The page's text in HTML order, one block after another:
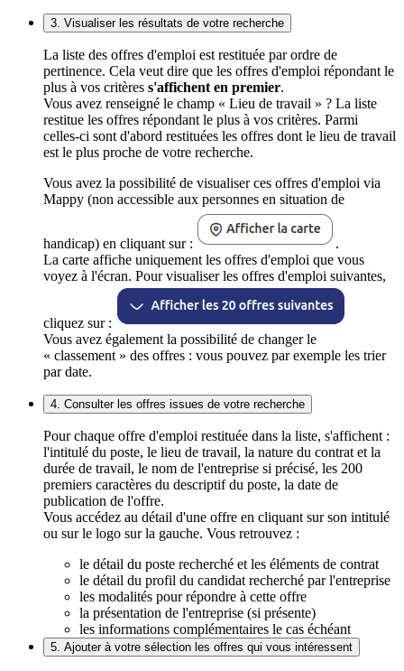
3. Visualiser les résultats de votre recherche
La liste des offres d'emploi est restituée par ordre de
pertinence. Cela veut dire que les offres d'emploi répondant le
plus à vos critères s'affichent en premier.
Vous avez renseigné le champ « Lieu de travail » ? La liste
restitue les offres répondant le plus à vos critères. Parmi
celles-ci sont d'abord restituées les offres dont le lieu de travail
est le plus proche de votre recherche.
Vous avez la possibilité de visualiser ces offres d'emploi via
Mappy (non accessible aux personnes en situation de
handicap) en cliquant sur :
.
La carte affiche uniquement les offres d'emploi que vous
voyez à l'écran. Pour visualiser les offres d'emploi suivantes,
cliquez sur :
Vous avez également la possibilité de changer le
« classement » des offres : vous pouvez par exemple les trier
par date.
4. Consulter les offres issues de votre recherche
Pour chaque offre d'emploi restituée dans la liste, s'affichent :
l'intitulé du poste, le lieu de travail, la nature du contrat et la
durée de travail, le nom de l'entreprise si précisé, les 200
premiers caractères du descriptif du poste, la date de
publication de l'offre.
Vous accédez au détail d'une offre en cliquant sur son intitulé
ou sur le logo sur la gauche. Vous retrouvez :
le détail du poste recherché et les éléments de contrat
le détail du profil du candidat recherché par l'entreprise
les modalités pour répondre à cette offre
la présentation de l'entreprise (si présente)
les informations complémentaires le cas échéant
5. Ajouter à votre sélection les offres qui vous intéressent